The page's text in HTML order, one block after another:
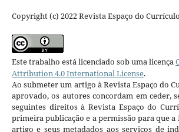
Copyright (c) 2022 Revista Espaço do Currículo
Este trabalho está licenciado sob uma licença
Attribution 4.0 International License.
Ao submeter um artigo à Revista Espaço do
aprovado, os autores concordam em ceder,
seguintes direitos à Revista Espaço do
primeira publicação e a permissão para que a
artigo e seus metadados aos serviços de